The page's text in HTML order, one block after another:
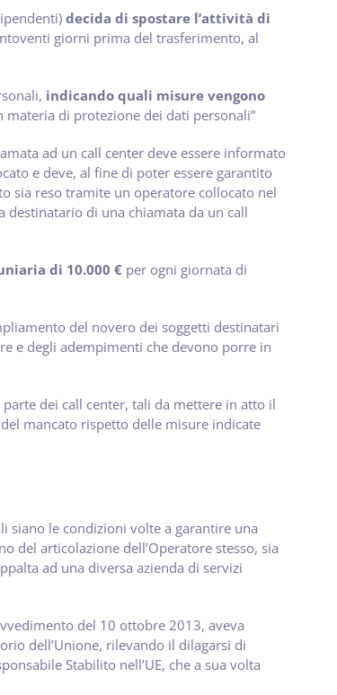
decida di spostare l’attività di
giorni prima del trasferimento, al
indicando quali misure vengono
materia di protezione dei dati personali”
ad un call center deve essere informato
e deve, al fine di poter essere garantito
sia reso tramite un operatore collocato nel
destinatario di una chiamata da un call
di 10.000 € per ogni giornata di
del novero dei soggetti destinatari
e degli adempimenti che devono porre in
dei call center, tali da mettere in atto il
mancato rispetto delle misure indicate
siano le condizioni volte a garantire una
del articolazione dell’Operatore stesso, sia
ad una diversa azienda di servizi
del 10 ottobre 2013, aveva
dell’Unione, rilevando il dilagarsi di
Stabilito nell’UE, che a sua volta